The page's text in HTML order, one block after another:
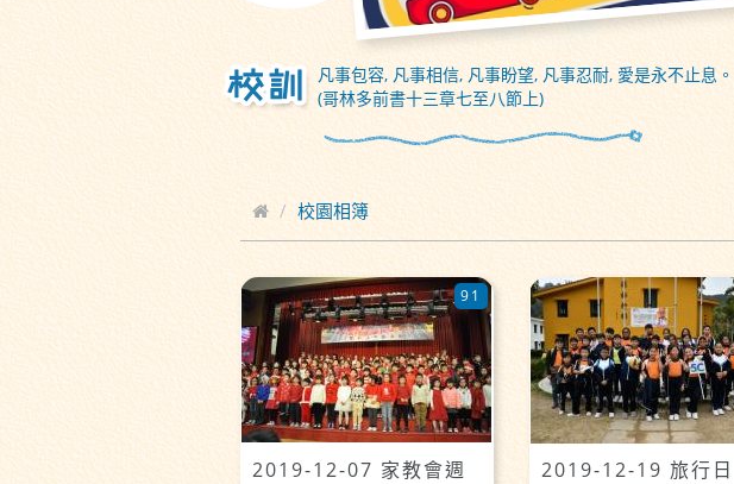
凡事包容, 凡事相信, 凡事盼望, 凡事忍耐, 愛是永不止息。
(哥林多前書十三章七至八節上)
校園相簿
2019-12-07 家教會週
91
2019-12-19 旅行日